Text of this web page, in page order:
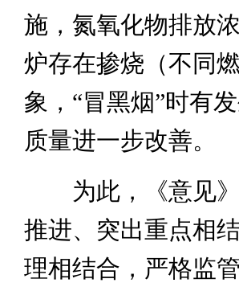
施，氮氧化物排放
炉存在掺烧（不同
象，“冒黑烟”时有
质量进一步改善。
为此，《意见》
推进、突出重点相
理相结合，严格监